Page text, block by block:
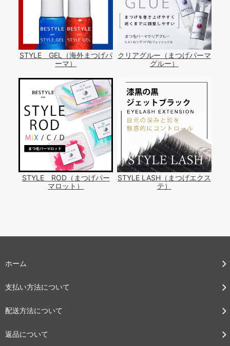
STYLE GEL（海外まつげパ
ーマ）
クリアグルー（まつげパーマ
グルー）
STYLE ROD（まつげパー
マロット）
STYLE LASH（まつげエクス
テ）
ホーム
支払い方法について
配送方法について
返品について